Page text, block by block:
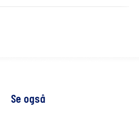
Se også